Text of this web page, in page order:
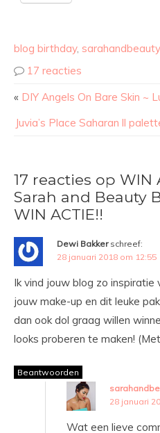
blog birthday,
17 reacties
« DIY Angels On Bare Skin ~
Juvia’s Place Saharan ll
17 reacties op WIN
Sarah and Beauty
WIN ACTIE!!
Dewi Bakker schreef:
28 januari 2018 om 12:55
Ik vind jouw blog zo inspiratie
jouw make-up en dit leuke
dan ook dol graag willen
looks proberen te maken!
Beantwoorden
28 januari
Wat een lieve